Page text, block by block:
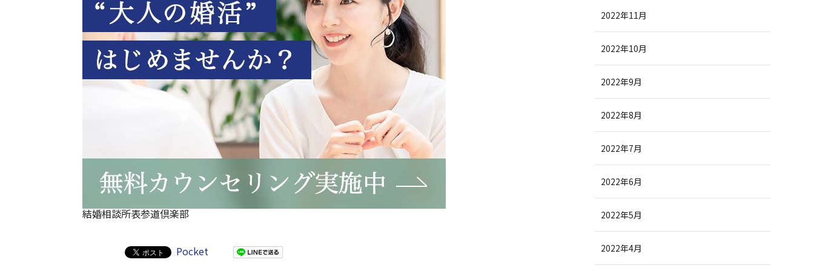
結婚相談所表参道倶楽部
Pocket
2022年11月
2022年10月
2022年9月
2022年8月
2022年7月
2022年6月
2022年5月
2022年4月